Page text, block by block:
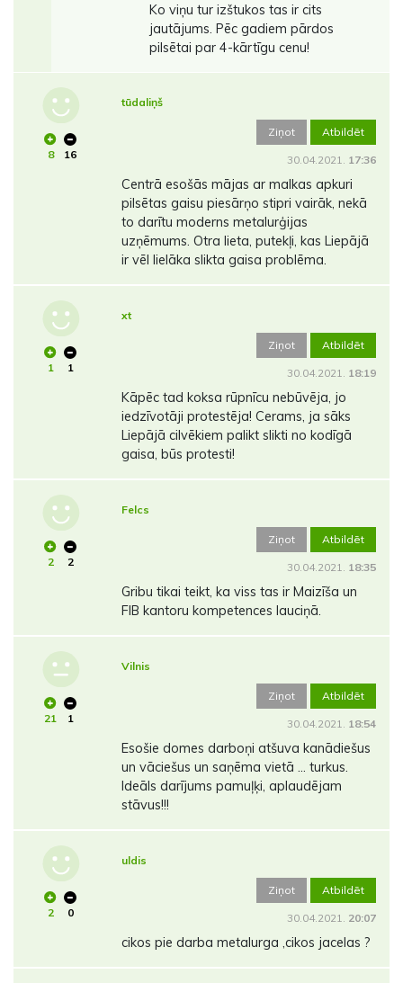
Ko viņu tur izštukos tas ir cits
jautājums. Pēc gadiem pārdos
pilsētai par 4-kārtīgu cenu!
8 16
tūdaliņš
Ziņot Atbildēt
30.04.2021. 17:36
Centrā esošās mājas ar malkas apkuri
pilsētas gaisu piesārņo stipri vairāk, nekā
to darītu moderns metalurģijas
uzņēmums. Otra lieta, putekļi, kas Liepājā
ir vēl lielāka slikta gaisa problēma.
1 1
xt
Ziņot Atbildēt
30.04.2021. 18:19
Kāpēc tad koksa rūpnīcu nebūvēja, jo
iedzīvotāji protestēja! Cerams, ja sāks
Liepājā cilvēkiem palikt slikti no kodīgā
gaisa, būs protesti!
2 2
Felcs
Ziņot Atbildēt
30.04.2021. 18:35
Gribu tikai teikt, ka viss tas ir Maizīša un
FIB kantoru kompetences lauciņā.
21 1
Vilnis
Ziņot Atbildēt
30.04.2021. 18:54
Esošie domes darboņi atšuva kanādiešus
un vāciešus un saņēma vietā ... turkus.
Ideāls darījums pamuļķi, aplaudējam
stāvus!!!
2 0
uldis
Ziņot Atbildēt
30.04.2021. 20:07
cikos pie darba metalurga ,cikos jacelas ?